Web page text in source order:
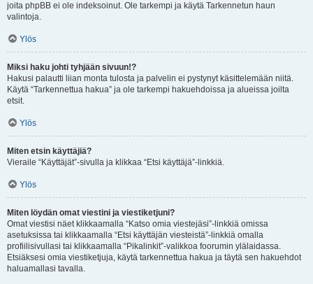
joita phpBB ei ole indeksoinut. Ole tarkempi ja käytä Tarkennetun haun
valintoja.
Ylös
Miksi haku johti tyhjään sivuun!?
Hakusi palautti liian monta tulosta ja palvelin ei pystynyt käsittelemään niitä.
Käytä “Tarkennettua hakua” ja ole tarkempi hakuehdoissa ja alueissa joilta
etsit.
Ylös
Miten etsin käyttäjiä?
Vieraile “Käyttäjät”-sivulla ja klikkaa “Etsi käyttäjä”-linkkiä.
Ylös
Miten löydän omat viestini ja viestiketjuni?
Omat viestisi näet klikkaamalla “Katso omia viestejäsi”-linkkiä omissa
asetuksissa tai klikkaamalla “Etsi käyttäjän viesteistä”-linkkiä omalla
profiilisivullasi tai klikkaamalla “Pikalinkit”-valikkoa foorumin ylälaidassa.
Etsiäksesi omia viestiketjuja, käytä tarkennettua hakua ja täytä sen hakuehdot
haluamallasi tavalla.